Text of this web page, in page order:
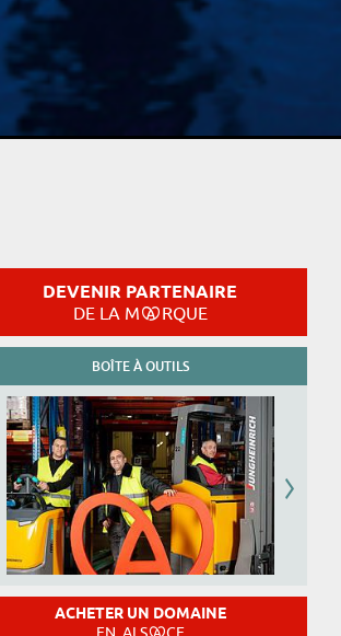
DEVENIR PARTENAIRE
DE LA M RQUE
BOÎTE À OUTILS
ACHETER UN DOMAINE
EN .ALS CE